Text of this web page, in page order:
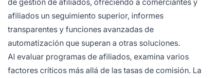
afiliados un seguimiento superior, informes
transparentes y funciones avanzadas de
automatización que superan a otras soluciones.
Al evaluar programas de afiliados, examina varios
factores críticos más allá de las tasas de comisión. La